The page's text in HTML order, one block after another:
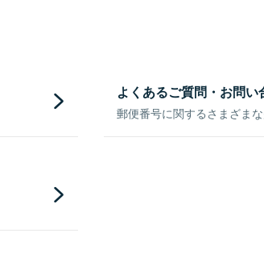
よくあるご質問・お問い
郵便番号に関するさまざま